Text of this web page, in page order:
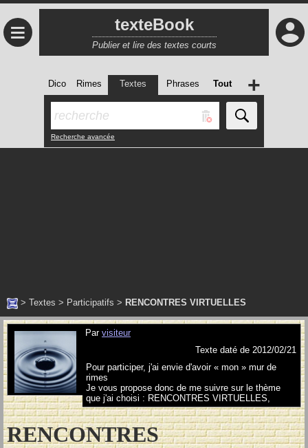
≡ texteBook
Publier et lire des textes courts
Dico Rimes Textes Phrases Tout
Recherche avancée
+
> Textes > Participatifs > RENCONTRES VIRTUELLES
Par visiteur
Texte daté de 2012/02/21
Pour participer, j'ai envie d'avoir « mon » mur de
rimes
Je vous propose donc de me suivre sur le thème
que j'ai choisi : RENCONTRES VIRTUELLES,
RENCONTRES